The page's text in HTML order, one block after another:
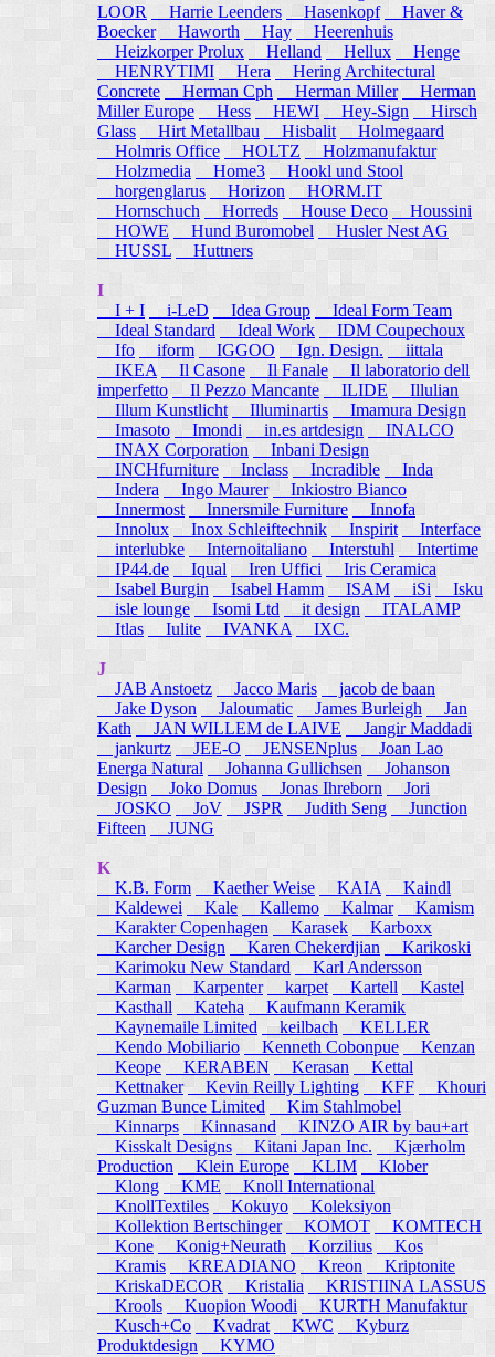
LOOR
Harrie Leenders Hasenkopf
Haver &
Boecker
Haworth Hay
Heerenhuis
Heizkorper Prolux
Helland Hellux
Henge
HENRYTIMI
Hera
Hering Architectural
Concrete
Herman Cph Herman Miller
Herman
Miller Europe
Hess HEWI Hey-Sign
Hirsch
Glass
Hirt Metallbau Hisbalit
Holmegaard
Holmris Office
HOLTZ
Holzmanufaktur
Holzmedia
Home3
Hookl und Stool
horgenglarus
Horizon
HORM.IT
Hornschuch
Horreds House Deco
Houssini
HOWE
Hund Buromobel
Husler Nest AG
HUSSL
Huttners
I
I + I
i-LeD Idea Group
Ideal Form Team
Ideal Standard
Ideal Work
IDM Coupechoux
Ifo
iform IGGOO Ign. Design.
iittala
IKEA
Il Casone Il Fanale
Il laboratorio dell
imperfetto
Il Pezzo Mancante ILIDE
Illulian
Illum Kunstlicht
Illuminartis
Imamura Design
Imasoto
Imondi in.es artdesign
INALCO
INAX Corporation
Inbani Design
INCHfurniture
Inclass Incradible
Inda
Indera
Ingo Maurer
Inkiostro Bianco
Innermost
Innersmile Furniture
Innofa
Innolux
Inox Schleiftechnik Inspirit
Interface
interlubke
Internoitaliano Interstuhl
Intertime
IP44.de
Iqual Iren Uffici
Iris Ceramica
Isabel Burgin
Isabel Hamm ISAM iSi Isku
isle lounge
Isomi Ltd it design
ITALAMP
Itlas
Iulite IVANKA IXC.
J
JAB Anstoetz
Jacco Maris
jacob de baan
Jake Dyson
Jaloumatic James Burleigh
Jan
Kath
JAN WILLEM de LAIVE
Jangir Maddadi
jankurtz JEE-O JENSENplus
Joan Lao
Energa Natural
Johanna Gullichsen
Johanson
Design
Joko Domus Jonas Ihreborn
Jori
JOSKO
JoV JSPR Judith Seng
Junction
Fifteen
JUNG
K
K.B. Form
Kaether Weise KAIA
Kaindl
Kaldewei
Kale Kallemo Kalmar
Kamism
Karakter Copenhagen
Karasek
Karboxx
Karcher Design
Karen Chekerdjian
Karikoski
Karimoku New Standard
Karl Andersson
Karman
Karpenter karpet Kartell
Kastel
Kasthall
Kateha
Kaufmann Keramik
Kaynemaile Limited keilbach
KELLER
Kendo Mobiliario
Kenneth Cobonpue
Kenzan
Keope
KERABEN Kerasan
Kettal
Kettnaker Kevin Reilly Lighting KFF
Khouri
Guzman Bunce Limited
Kim Stahlmobel
Kinnarps
Kinnasand
KINZO AIR by bau+art
Kisskalt Designs
Kitani Japan Inc.
Kjærholm
Production
Klein Europe KLIM
Klober
Klong
KME
Knoll International
KnollTextiles
Kokuyo
Koleksiyon
Kollektion Bertschinger KOMOT
KOMTECH
Kone
Konig+Neurath Korzilius
Kos
Kramis
KREADIANO Kreon
Kriptonite
KriskaDECOR
Kristalia
KRISTIINA LASSUS
Krools
Kuopion Woodi
KURTH Manufaktur
Kusch+Co
Kvadrat KWC
Kyburz
Produktdesign
KYMO